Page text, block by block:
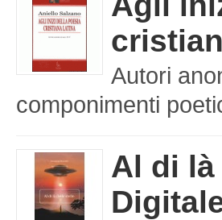
Autori
componimenti
Al di